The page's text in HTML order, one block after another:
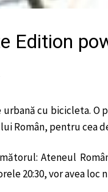
Edition
cu bicicleta. O
Român, pentru
Ateneul
20:30, vor avea